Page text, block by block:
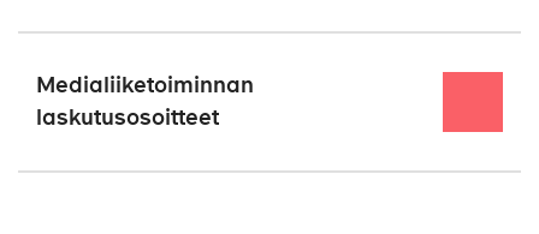
Medialiiketoiminnan
laskutusosoitteet